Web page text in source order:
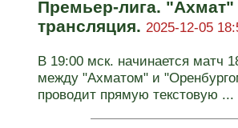
Премьер-лига.
трансляция. 2025-12-05
В 19:00 мск. начинается матч
между "Ахматом" и
проводит прямую текстовую ...